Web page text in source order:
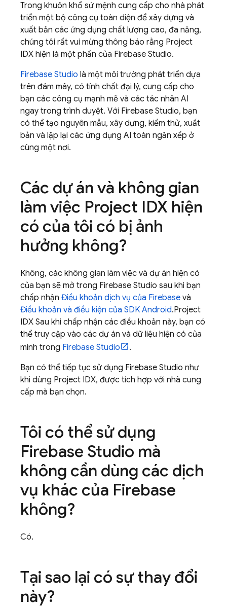
Trong khuôn khổ sứ mệnh cung cấp cho nhà phát
triển một bộ công cụ toàn diện để xây dựng và
xuất bản các ứng dụng chất lượng cao, đa năng,
chúng tôi rất vui mừng thông báo rằng Project
IDX hiện là một phần của Firebase Studio.
Firebase Studio là một môi trường phát triển dựa
trên đám mây, có tính chất đại lý, cung cấp cho
bạn các công cụ mạnh mẽ và các tác nhân AI
ngay trong trình duyệt. Với Firebase Studio, bạn
có thể tạo nguyên mẫu, xây dựng, kiểm thử, xuất
bản và lặp lại các ứng dụng AI toàn ngăn xếp ở
cùng một nơi.
Các dự án và không gian
làm việc Project IDX hiện
có của tôi có bị ảnh
hưởng không?
Không, các không gian làm việc và dự án hiện có
của bạn sẽ mở trong Firebase Studio sau khi bạn
chấp nhận Điều khoản dịch vụ của Firebase và
Điều khoản và điều kiện của SDK Android.Project
IDX Sau khi chấp nhận các điều khoản này, bạn có
thể truy cập vào các dự án và dữ liệu hiện có của
mình trong Firebase Studio
.
Bạn có thể tiếp tục sử dụng Firebase Studio như
khi dùng Project IDX, được tích hợp với nhà cung
cấp mà bạn chọn.
Tôi có thể sử dụng
Firebase Studio mà
không cần dùng các dịch
vụ khác của Firebase
không?
Có.
Tại sao lại có sự thay đổi
này?